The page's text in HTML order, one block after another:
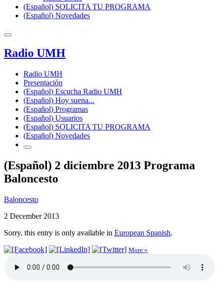
(Español) SOLICITA TU PROGRAMA
(Español) Novedades
Radio UMH
Radio UMH
Presentación
(Español) Escucha Radio UMH
(Español) Hoy suena...
(Español) Programas
(Español) Usuarios
(Español) SOLICITA TU PROGRAMA
(Español) Novedades
(Español) 2 diciembre 2013 Programa
Baloncesto
Baloncesto
2 December 2013
Sorry, this entry is only available in European Spanish.
More »